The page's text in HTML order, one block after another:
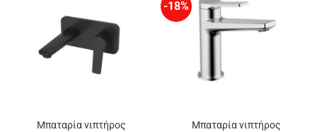
Μπαταρία νιπτήρος
-18%
Μπαταρία νιπτήρος